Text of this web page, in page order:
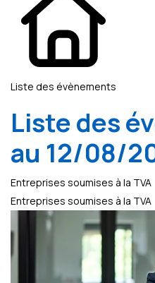
Liste des évènements
Liste des
au 12/08/
Entreprises soumises à la TVA
Entreprises soumises à la TVA